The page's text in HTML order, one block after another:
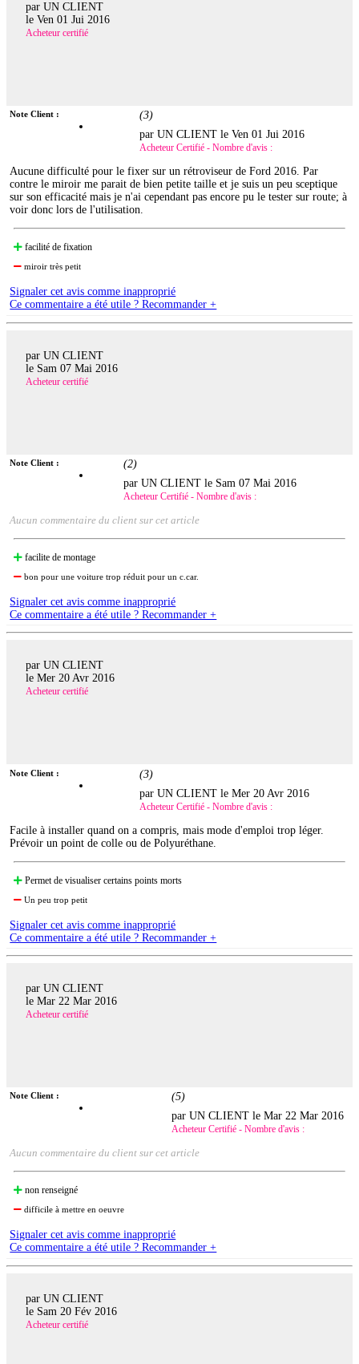
par UN CLIENT
le Ven 01 Jui 2016
Acheteur certifié
Note Client : (3)
par UN CLIENT leVen 01 Jui 2016
Acheteur Certifié - Nombre d'avis :
Aucune difficulté pour le fixer sur un rétroviseur de Ford 2016. Par
contre le miroir me parait de bien petite taille et je suis un peu sceptique
sur son efficacité mais je n'ai cependant pas encore pu le tester sur route; à
voir donc lors de l'utilisation.
facilité de fixation
miroir très petit
Signaler cet avis comme inapproprié
Ce commentaire a été utile ? Recommander +
par UN CLIENT
le Sam 07 Mai 2016
Acheteur certifié
Note Client : (2)
par UN CLIENT le Sam 07 Mai 2016
Acheteur Certifié - Nombre d'avis :
Aucun commentaire du client sur cet article
facilite de montage
bon pour une voiture trop réduit pour un c.car.
Signaler cet avis comme inapproprié
Ce commentaire a été utile ? Recommander +
par UN CLIENT
le Mer 20 Avr 2016
Acheteur certifié
Note Client : (3)
par UN CLIENT leMer 20 Avr 2016
Acheteur Certifié - Nombre d'avis :
Facile à installer quand on a compris, mais mode d'emploi trop léger.
Prévoir un point de colle ou de Polyuréthane.
Permet de visualiser certains points morts
Un peu trop petit
Signaler cet avis comme inapproprié
Ce commentaire a été utile ? Recommander +
par UN CLIENT
le Mar 22 Mar 2016
Acheteur certifié
Note Client : (5)
par UN CLIENT leMar 22 Mar 2016
Acheteur Certifié - Nombre d'avis :
Aucun commentaire du client sur cet article
non renseigné
difficile à mettre en oeuvre
Signaler cet avis comme inapproprié
Ce commentaire a été utile ? Recommander +
par UN CLIENT
le Sam 20 Fév 2016
Acheteur certifié